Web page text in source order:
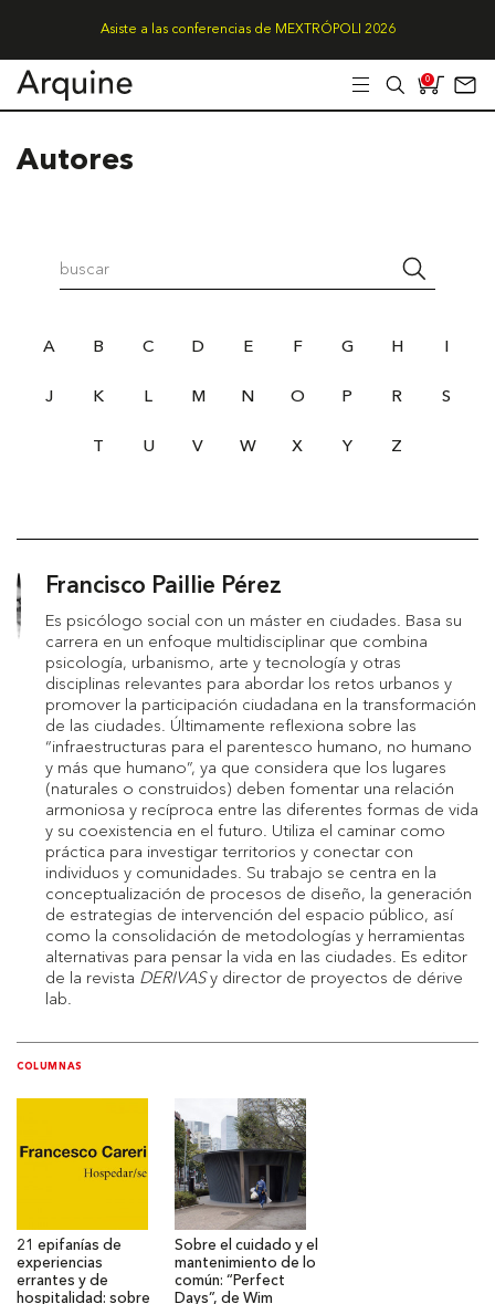
Asiste a las conferencias de MEXTRÓPOLI 2026
0
Autores
A B C D E F G H
J K L M N O P R S
T U V W X Y Z
Francisco Paillie Pérez
Es psicólogo social con un máster en ciudades. Basa su
carrera en un enfoque multidisciplinar que combina
psicología, urbanismo, arte y tecnología y otras
disciplinas relevantes para abordar los retos urbanos y
promover la participación ciudadana en la transformación
de las ciudades. Últimamente reflexiona sobre las
“infraestructuras para el parentesco humano, no humano
y más que humano”, ya que considera que los lugares
(naturales o construidos) deben fomentar una relación
armoniosa y recíproca entre las diferentes formas de vida
y su coexistencia en el futuro. Utiliza el caminar como
práctica para investigar territorios y conectar con
individuos y comunidades. Su trabajo se centra en la
conceptualización de procesos de diseño, la generación
de estrategias de intervención del espacio público, así
como la consolidación de metodologías y herramientas
alternativas para pensar la vida en las ciudades. Es editor
de la revista DERIVASy director de proyectos de dérive
lab.
COLUMNAS
21 epifanías de
experiencias
errantes y de
hospitalidad: sobre
Sobre el cuidado y el
mantenimiento de lo
común: “Perfect
Days”, de Wim